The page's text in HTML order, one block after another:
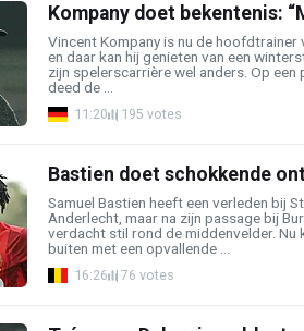
Kompany doet bekentenis:
Vincent Kompany is nu de hoofdtrainer
en daar kan hij genieten van een
zijn spelerscarrière wel anders. Op
deed de ...
11:20 195 votes
Bastien doet schokkende
Samuel Bastien heeft een verleden bij
Anderlecht, maar na zijn passage bij
verdacht stil rond de middenvelder. Nu
buiten met een opvallende ...
16:26 76 votes